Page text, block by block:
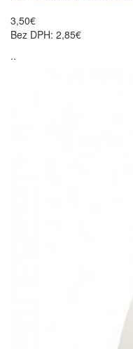
3,50€
Bez DPH: 2,85€
..